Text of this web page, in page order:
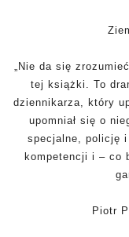
„Nie da się
tej książki. To
dziennikarza, który
upomniał się o
specjalne, policję i
kompetencji i – co
Piotr